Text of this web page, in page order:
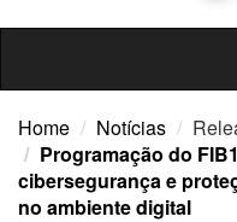
Home Notícias
Programação do
cibersegurança e
no ambiente digital